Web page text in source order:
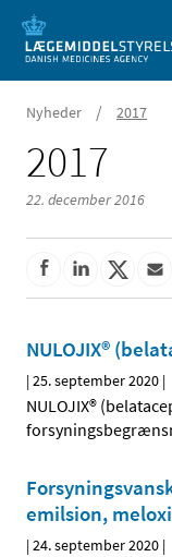
Nyheder / 2017
2017
22. december 2016
NULOJIX®
|25. september 2020 |
NULOJIX®
emilsion,
|24. september 2020 |